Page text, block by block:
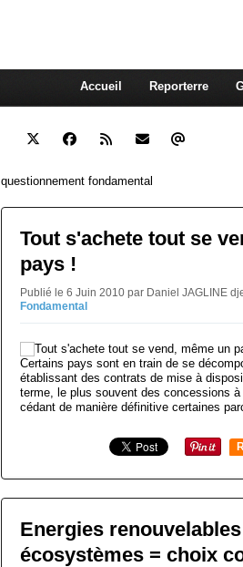
Accueil Reporterre
questionnement fondamental
Tout s'achete tout se
pays !
Publié le 6 Juin 2010 par Daniel JAGLINE
Fondamental
Certains pays sont en train de se
établissant des contrats de mise à
terme, le plus souvent des concessions
cédant de manière définitive certaines
Energies
écosystèmes = choix